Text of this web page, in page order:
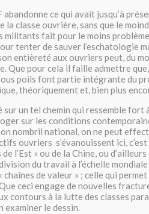
abandonne ce qui avait jusqu’à
classe ouvrière, sans que le
militants fait pour le moins
tenter de sauver l’eschatologie
entièreté aux ouvriers peut, du
Que pour cela il faille admettre
poils font partie intégrante du
théoriquement et, bien plus
sur un tel chemin qui ressemble fort
sur les conditions
nombril national, on ne peut
ouvriers s’évanouissent ici,
de l’Est » ou de la Chine, ou
du travail à l’échelle
de valeur » ; celle qui
ceci engage de nouvelles
contours à la lutte des classes
examiner le dessin.